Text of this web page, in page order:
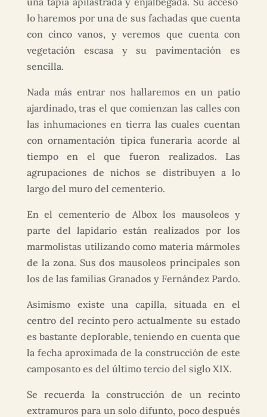
lo haremos por una de sus fachadas que cuenta
con cinco vanos, y veremos que cuenta con
vegetación escasa y su pavimentación es
sencilla.
Nada más entrar nos hallaremos en un patio
ajardinado, tras el que comienzan las calles con
las inhumaciones en tierra las cuales cuentan
con ornamentación típica funeraria acorde al
tiempo en el que fueron realizados. Las
agrupaciones de nichos se distribuyen a lo
largo del muro del cementerio.
En el cementerio de Albox los mausoleos y
parte del lapidario están realizados por los
marmolistas utilizando como materia mármoles
de la zona. Sus dos mausoleos principales son
los de las familias Granados y Fernández Pardo.
Asimismo existe una capilla, situada en el
centro del recinto pero actualmente su estado
es bastante deplorable, teniendo en cuenta que
la fecha aproximada de la construcción de este
camposanto es del último tercio del siglo XIX.
Se recuerda la construcción de un recinto
extramuros para un solo difunto, poco después